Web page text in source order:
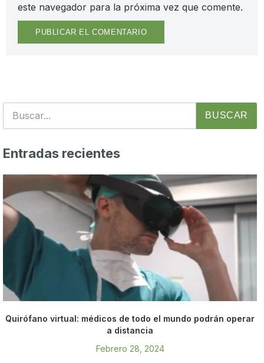
este navegador para la próxima vez que comente.
BUSCAR
Entradas recientes
Quirófano virtual: médicos de todo el mundo podrán operar
a distancia
Febrero 28, 2024